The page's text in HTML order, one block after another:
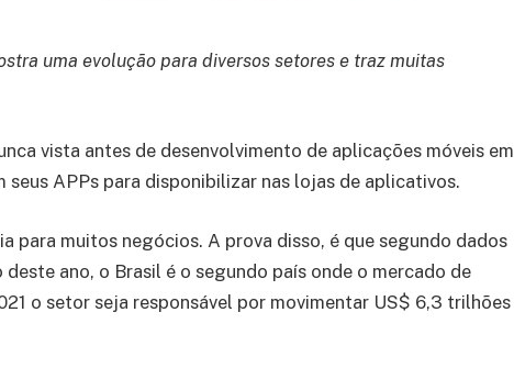
uma evolução para diversos setores e traz muitas
vista antes de desenvolvimento de aplicações móveis em
APPs para disponibilizar nas lojas de aplicativos.
para muitos negócios. A prova disso, é que segundo dados
ano, o Brasil é o segundo país onde o mercado de
o setor seja responsável por movimentar US$ 6,3 trilhões